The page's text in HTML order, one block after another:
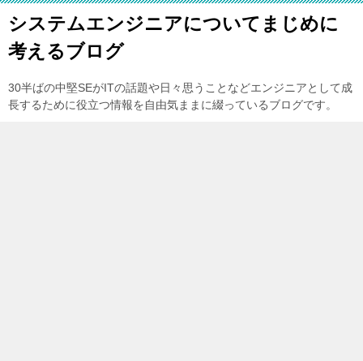
システムエンジニアについてまじめに
考えるブログ
30半ばの中堅SEがITの話題や日々思うことなどエンジニアとして成
長するために役立つ情報を自由気ままに綴っているブログです。